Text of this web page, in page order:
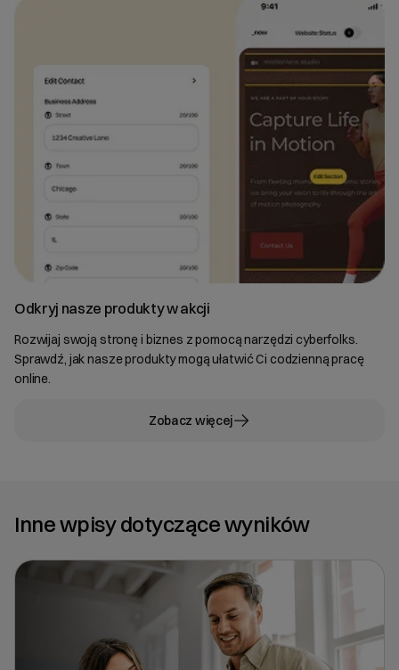
Odkryj nasze produkty w akcji
Rozwijaj swoją stronę i biznes z pomocą narzędzi cyberfolks.
Sprawdź, jak nasze produkty mogą ułatwić Ci codzienną pracę
online.
Zobacz więcej
Inne wpisy dotyczące wyników